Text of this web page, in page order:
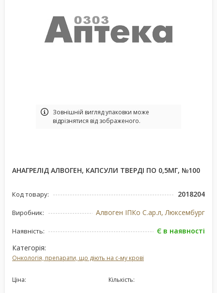
Зовнішній вигляд упаковки може
відрізнятися від зображеного.
АНАГРЕЛІД АЛВОГЕН, КАПСУЛИ ТВЕРДІ ПО 0,5МГ, №100
Код товару: 2018204
Виробник: Алвоген ІПКо С.ар.л, Люксембург
Наявність:
Є в наявності
Категорія:
Онкологія, препарати, що діють на с-му крові
Ціна: Кількість: